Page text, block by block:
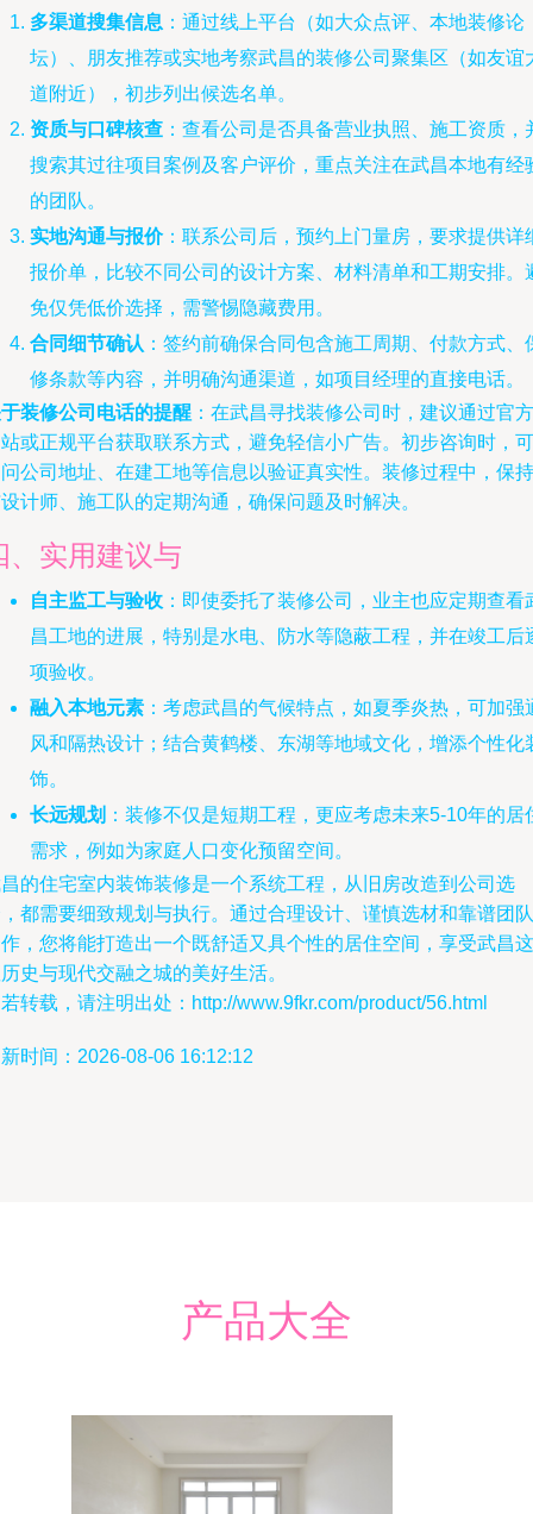
多渠道搜集信息 ：通过线上平台（如大众点评、本地装修论
坛）、朋友推荐或实地考察武昌的装修公司聚集区（如友谊
道附近），初步列出候选名单。
资质与口碑核查 ：查看公司是否具备营业执照、施工资质，
搜索其过往项目案例及客户评价，重点关注在武昌本地有经
的团队。
实地沟通与报价：联系公司后，预约上门量房，要求提供详
报价单，比较不同公司的设计方案、材料清单和工期安排。
免仅凭低价选择，需警惕隐藏费用。
合同细节确认 ：签约前确保合同包含施工周期、付款方式、
修条款等内容，并明确沟通渠道，如项目经理的直接电话。
装修公司电话的提醒 ：在武昌寻找装修公司时，建议通过官方
或正规平台获取联系方式，避免轻信小广告。初步咨询时，可
公司地址、在建工地等信息以验证真实性。装修过程中，保持
计师、施工队的定期沟通，确保问题及时解决。
、实用建议与
自主监工与验收 ：即使委托了装修公司，业主也应定期查看
昌工地的进展，特别是水电、防水等隐蔽工程，并在竣工后
项验收。
融入本地元素 ：考虑武昌的气候特点，如夏季炎热，可加强
风和隔热设计；结合黄鹤楼、东湖等地域文化，增添个性化
饰。
长远规划 ：装修不仅是短期工程，更应考虑未来5-10年的居
需求，例如为家庭人口变化预留空间。
的住宅室内装饰装修是一个系统工程，从旧房改造到公司选
都需要细致规划与执行。通过合理设计、谨慎选材和靠谱团队
，您将能打造出一个既舒适又具个性的居住空间，享受武昌这
史与现代交融之城的美好生活。
转载，请注明出处：http://www.9fkr.com/product/56.html
时间：2026-08-06 16:12:12
产品大全